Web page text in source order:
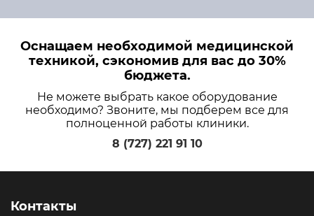
Оснащаем необходимой медицинской
техникой, сэкономив для вас до 30%
бюджета.
Не можете выбрать какое оборудование
необходимо? Звоните, мы подберем все для
полноценной работы клиники.
8 (727) 221 91 10
Контакты